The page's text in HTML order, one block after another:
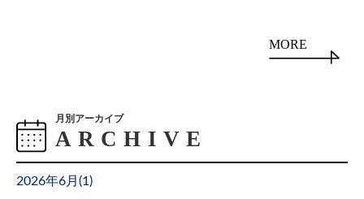
MORE
月別アーカイブ
2026年6月(1 )